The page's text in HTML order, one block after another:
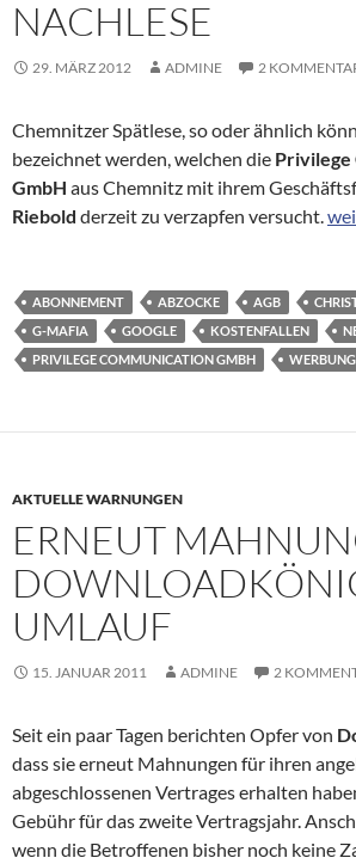
NACHLESE
29. MÄRZ 2012 ADMINE 2
Chemnitzer Spätlese, so oder ähnlich
bezeichnet werden, welchen die Privilege
GmbH aus Chemnitz mit ihrem
Riebold derzeit zu verzapfen versucht.
ABONNEMENT ABZOCKE AGB
G-MAFIA
GOOGLE KOSTENFALLEN
PRIVILEGE COMMUNICATION GMBH
WERBUNG
AKTUELLE WARNUNGEN
ERNEUT
UMLAUF
15. JANUAR 2011 ADMINE 2
Seit ein paar Tagen berichten Opfer von
dass sie erneut Mahnungen für ihren
abgeschlossenen Vertrages erhalten
Gebühr für das zweite Vertragsjahr.
wenn die Betroffenen bisher noch keine